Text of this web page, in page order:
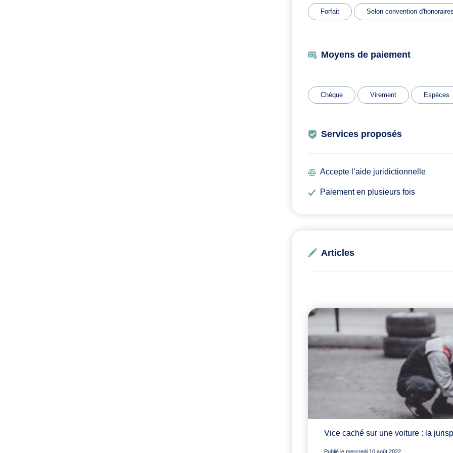
Forfait Selon convention
Moyens de paiement
Chèque Virement Espèces
Services proposés
Accepte l’aide juridictionnelle
Paiement en plusieurs fois
Articles
Vice caché sur une voiture : la
Publié le mercredi 10 août 2022